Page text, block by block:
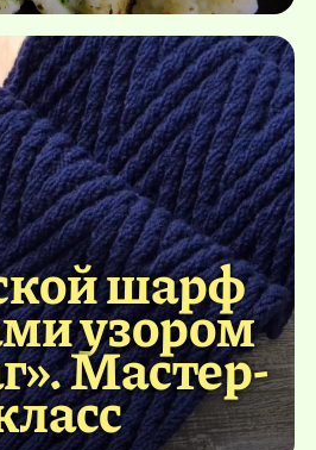
шарф
узором
Мастер-